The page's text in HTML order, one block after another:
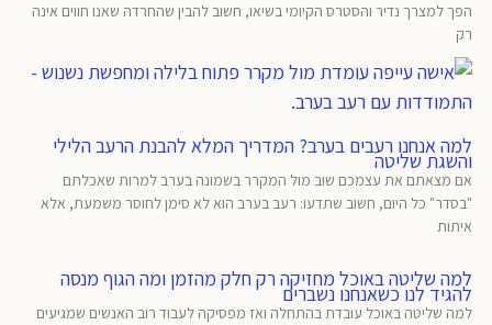
הפך למצרך נדיר והסטרס הקיומי בשיאו, חשוב להבין שהחרדה שאנו חווים אינה
למה אנחנו רעבים בערב? המדריך המלא להבנת הרעב הלילי
והשגת שליטה
אם מצאתם את עצמכם שוב מול המקרר בשמונה בערב למרות שאכלתם
"בסדר" כל היום, חשוב שתדעו: רעב בערב הוא לא סימן לחוסר משמעת, אלא
איתות
למה שליטה באוכל מחזיקה רק חלק מהזמן ומה הגוף מנסה
להגיד לנו כשאנחנו נשברים
למה שליטה באוכל עובדת בהתחלה ואז מפסיקה לעבוד רוב האנשים שמגיעים